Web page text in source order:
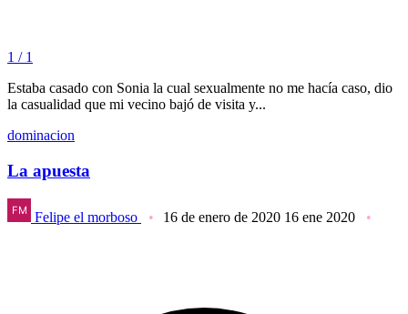
1 / 1
Estaba casado con Sonia la cual sexualmente no me hacía caso, dio
la casualidad que mi vecino bajó de visita y...
dominacion
La apuesta
Felipe el morboso 16 de enero de 2020 16 ene 2020